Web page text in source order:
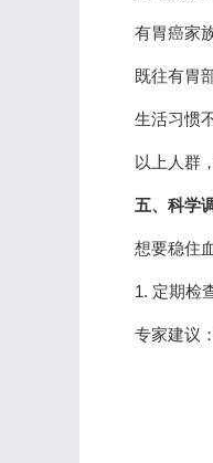
有胃癌家
既往有胃
生活习惯
以上人群
五、科学
想要稳住
1. 定期检
专家建议